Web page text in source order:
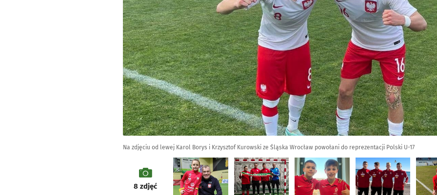
Na zdjęciu od lewej Karol Borys i Krzysztof Kurowski ze Śląska Wrocław powołani do reprezentacji Polski U-17
galeria
8zdjęć